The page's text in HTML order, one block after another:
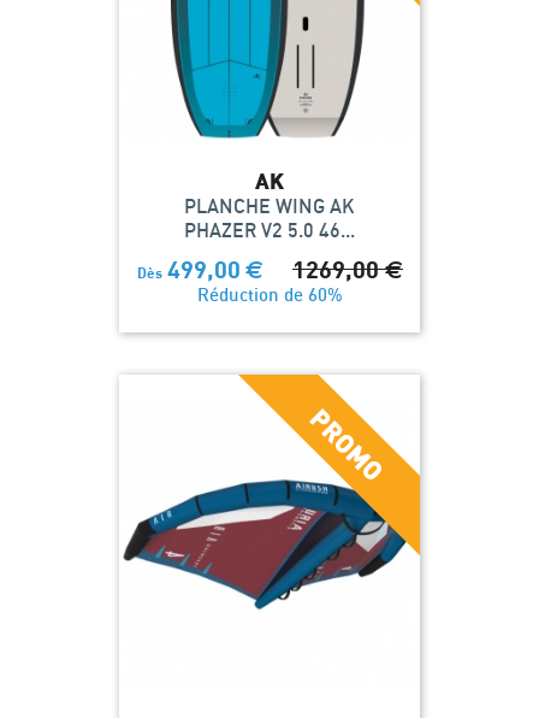
AK
PLANCHE WING AK
PHAZER V2 5.0 46...
Dès 499,00 € 1269,00€
Réduction de 60%